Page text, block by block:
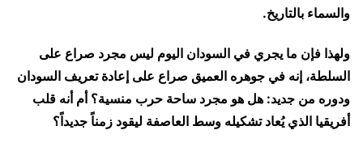
والسماء بالتاريخ.
ولهذا فإن ما يجري في السودان اليوم ليس مجرد صراع على
السلطة، إنه في جوهره العميق صراع على إعادة تعريف السودان
ودوره من جديد: هل هو مجرد ساحة حرب منسية؟ أم أنه قلب
أفريقيا الذي يُعاد تشكيله وسط العاصفة ليقود زمناً جديداً؟